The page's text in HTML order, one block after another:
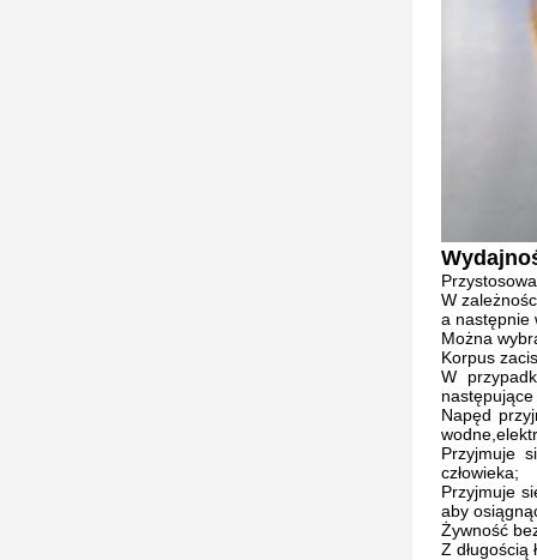
W
a następnie
Można
Korpus
W
Napęd
Przyjmuje
człowieka;
Przyjmuje
aby
Żywność
Z długością